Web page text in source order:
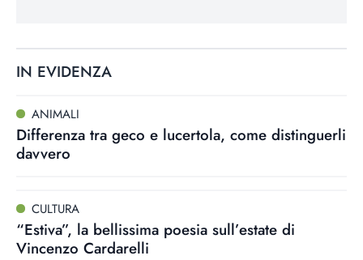
IN EVIDENZA
ANIMALI
Differenza tra geco e lucertola, come distinguerli
davvero
CULTURA
“Estiva”, la bellissima poesia sull’estate di
Vincenzo Cardarelli